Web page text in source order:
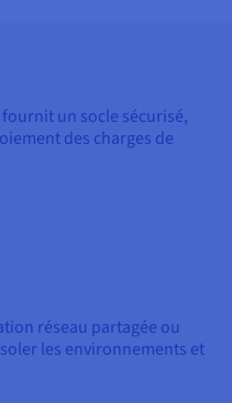
un socle sécurisé,
des charges de
réseau partagée ou
les environnements et